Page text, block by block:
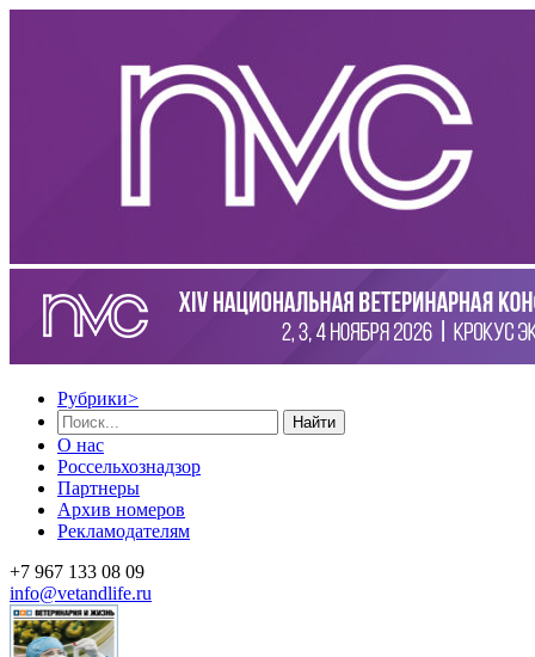
Рубрики>
Найти
О нас
Россельхознадзор
Партнеры
Архив номеров
Рекламодателям
+7 967 133 08 09
info@vetandlife.ru